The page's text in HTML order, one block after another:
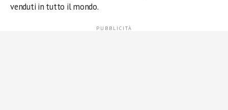
venduti in tutto il mondo.